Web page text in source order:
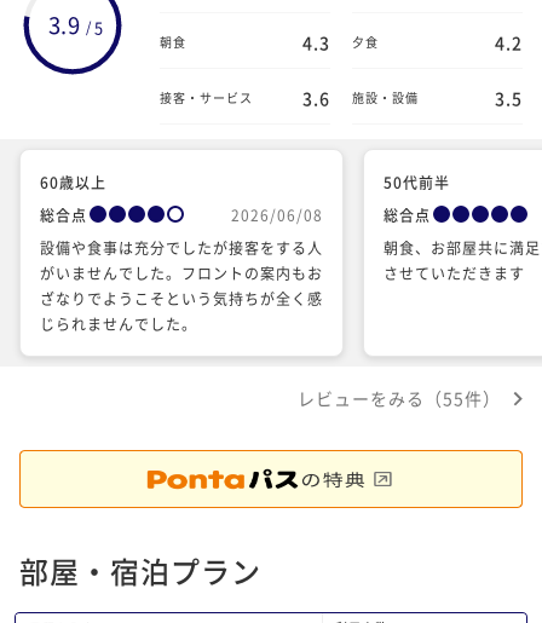
3.9 / 5
朝食 4.3 夕食 4.2
接客・サービス 3.6 施設・設備 3.5
60歳以上
総合点
2026/06/08
設備や食事は充分でしたが接客をする人
がいませんでした。フロントの案内もお
ざなりでようこそという気持ちが全く感
じられませんでした。
50代前半
総合点
朝食、お部屋共に満
させていただきます
レビューをみる（55件）
部屋・宿泊プラン